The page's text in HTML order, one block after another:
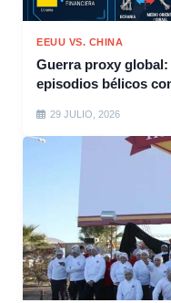
EEUU VS. CHINA
Guerra proxy
episodios bélicos
29 JULIO, 2026